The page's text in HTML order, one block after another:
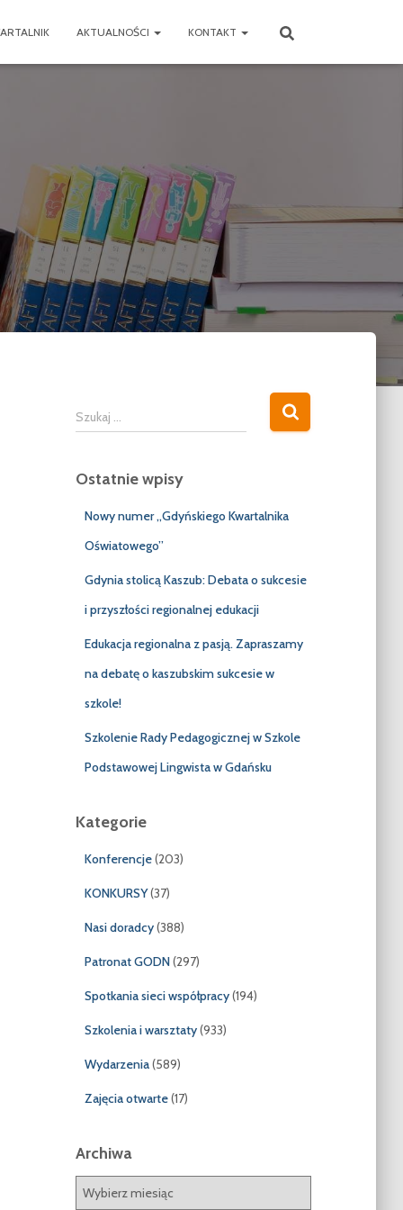
AKTUALNOŚCI KONTAKT
S
z
a
Szukaj …
Ostatnie wpisy
Nowy numer „Gdyńskiego Kwartalnika
Oświatowego”
Gdynia stolicą Kaszub: Debata o sukcesie
i przyszłości regionalnej edukacji
Edukacja regionalna z pasją. Zapraszamy
na debatę o kaszubskim sukcesie w
szkole!
Szkolenie Rady Pedagogicznej w Szkole
Podstawowej Lingwista w Gdańsku
Kategorie
Konferencje(203)
KONKURSY(37)
Nasi doradcy(388)
Patronat GODN(297)
Spotkania sieci współpracy(194)
Szkolenia i warsztaty(933)
Wydarzenia(589)
Zajęcia otwarte(17)
Archiwa